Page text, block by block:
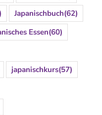
Japanischbuch(62)
Essen(60)
japanischkurs(57)